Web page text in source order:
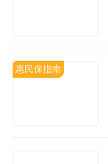
惠民保指南